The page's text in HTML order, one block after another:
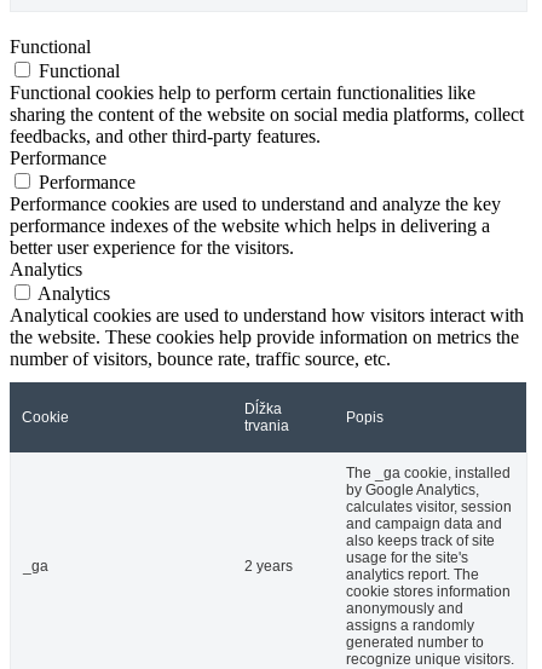
Functional
Functional
Functional cookies help to perform certain functionalities like
sharing the content of the website on social media platforms, collect
feedbacks, and other third-party features.
Performance
Performance
Performance cookies are used to understand and analyze the key
performance indexes of the website which helps in delivering a
better user experience for the visitors.
Analytics
Analytics
Analytical cookies are used to understand how visitors interact with
the website. These cookies help provide information on metrics the
number of visitors, bounce rate, traffic source, etc.
Cookie
Dĺžka
trvania
Popis
_ga 2 years
The _ga cookie, installed
by Google Analytics,
calculates visitor, session
and campaign data and
also keeps track of site
usage for the site's
analytics report. The
cookie stores information
anonymously and
assigns a randomly
generated number to
recognize unique visitors.